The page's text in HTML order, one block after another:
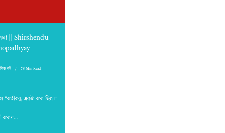
|| Shirshendu
বই 78 Min Read
“কর্তাবাবু, একটা কথা ছিল।”
কথা?”…